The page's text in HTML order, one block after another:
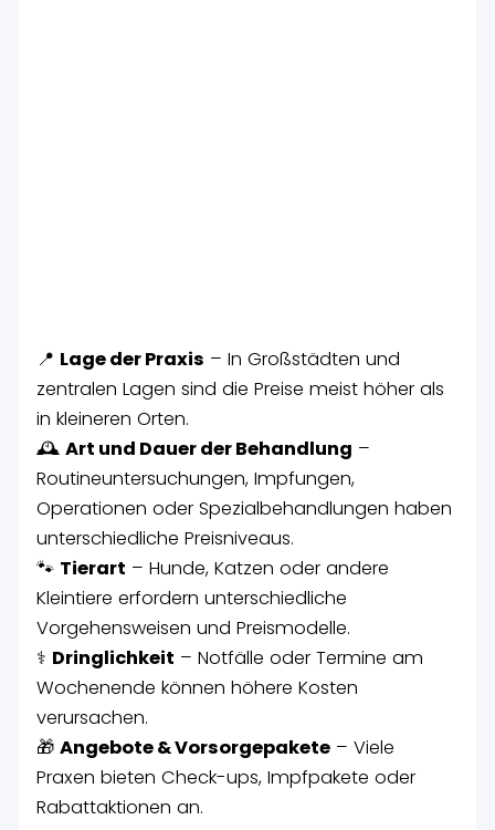
📍 Lage der Praxis – In Großstädten und
zentralen Lagen sind die Preise meist höher als
in kleineren Orten.
🕰️Art und Dauer der Behandlung –
Routineuntersuchungen, Impfungen,
Operationen oder Spezialbehandlungen haben
unterschiedliche Preisniveaus.
🐾 Tierart – Hunde, Katzen oder andere
Kleintiere erfordern unterschiedliche
Vorgehensweisen und Preismodelle.
⚕️ Dringlichkeit – Notfälle oder Termine am
Wochenende können höhere Kosten
verursachen.
🎁Angebote & Vorsorgepakete – Viele
Praxen bieten Check-ups, Impfpakete oder
Rabattaktionen an.